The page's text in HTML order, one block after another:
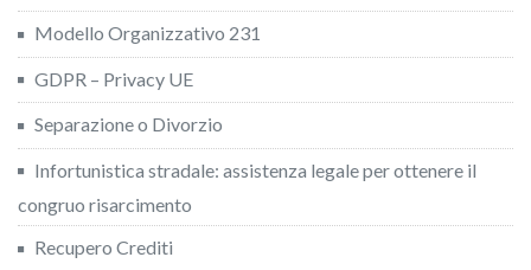
Modello Organizzativo 231
GDPR – Privacy UE
Separazione o Divorzio
Infortunistica stradale: assistenza legale per ottenere il
congruo risarcimento
Recupero Crediti